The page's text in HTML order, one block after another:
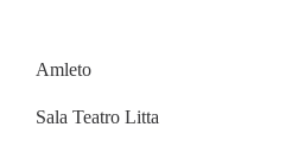
Amleto
Sala Teatro Litta